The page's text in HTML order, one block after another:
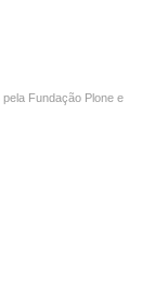
pela Fundação Plone e